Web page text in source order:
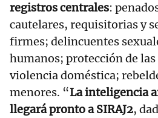
registros centrales:
cautelares, requisitorias y
firmes; delincuentes
humanos; protección de
violencia doméstica;
menores. “La inteligencia
llegará pronto a SIRAJ2,